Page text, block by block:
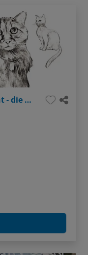
Tiere zeichnen leicht gemacht - die Katze